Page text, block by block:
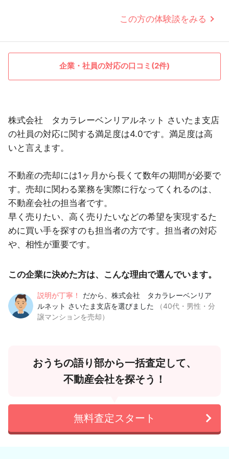
この方の体験談をみる
企業・社員の対応の口コミ(2件)
株式会社 タカラレーベンリアルネット さいたま支店
の社員の対応に関する満足度は4.0です。満足度は高
いと言えます。
不動産の売却には1ヶ月から長くて数年の期間が必要で
す。売却に関わる業務を実際に行なってくれるのは、
不動産会社の担当者です。
早く売りたい、高く売りたいなどの希望を実現するた
めに買い手を探すのも担当者の方です。担当者の対応
や、相性が重要です。
この企業に決めた方は、こんな理由で選んでいます。
説明が丁寧！
だから、株式会社 タカラレーベンリア
ルネット さいたま支店を選びました
（40代・男性・分
譲マンションを売却）
おうちの語り部から一括査定して、
不動産会社を探そう！
無料査定スタート